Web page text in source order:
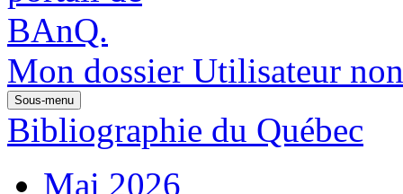
Mon dossier Utilisateur
Sous-menu
Bibliographie du Québec
Mai 2026